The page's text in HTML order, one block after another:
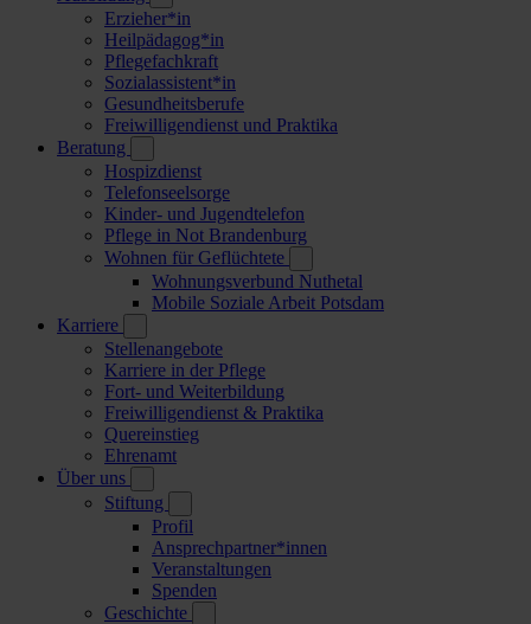
Erzieher*in
Heilpädagog*in
Pflegefachkraft
Sozialassistent*in
Gesundheitsberufe
Freiwilligendienst und Praktika
Beratung
Hospizdienst
Telefonseelsorge
Kinder- und Jugendtelefon
Pflege in Not Brandenburg
Wohnen für Geflüchtete
Wohnungsverbund Nuthetal
Mobile Soziale Arbeit Potsdam
Karriere
Stellenangebote
Karriere in der Pflege
Fort- und Weiterbildung
Freiwilligendienst & Praktika
Quereinstieg
Ehrenamt
Über uns
Stiftung
Profil
Ansprechpartner*innen
Veranstaltungen
Spenden
Geschichte